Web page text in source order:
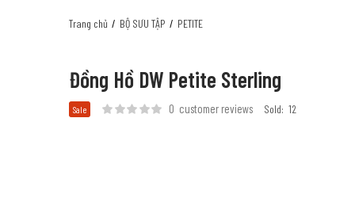
Trang chủ BỘ SƯU TẬP PETITE
Đồng Hồ DW Petite Sterling
Sale 0 customer reviews Sold: 12